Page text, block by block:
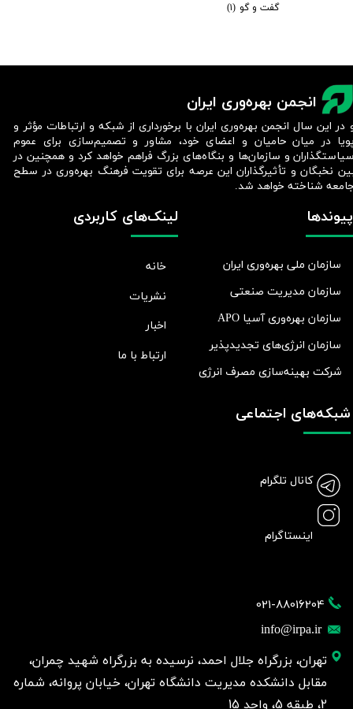
گفت و گو (۱)
انجمن بهره‌وری ایران
021-88016204
info@irpa.ir
تهران، بزرگراه جلال احمد، نرسیده به بزرگراه شهید چمران،
مقابل دانشکده مدیریت دانشگاه تهران، خیابان پروانه، شماره
2، طبقه 5، واحد 15
لینک‌های کاربردی
خانه
نشریات
اخبار
ارتباط با ما
پیوندها
سازمان ملی بهره‌وری ایران
سازمان مدیریت صنعتی
سازمان بهره‌وری آسیا APO
سازمان انرژی‌های تجدیدپذیر
شرکت بهينه‌سازی مصرف انرژی
شبکه‌های اجتماعی
کانال تلگرام
اینستاگرام
در این سال انجمن بهره‌وری ایران با برخورداری از شبکه و ارتباطات مؤثر و
در میان حامیان و اعضای خود، مشاور و تصمیم‌سازی برای عموم
و سازمان‌ها و بنگاه‌های بزرگ فراهم خواهد کرد و همچنین در
نخبگان و تأثیرگذاران این عرصه برای تقویت فرهنگ بهره‌وری در سطح
شناخته خواهد شد.​​​​​​​